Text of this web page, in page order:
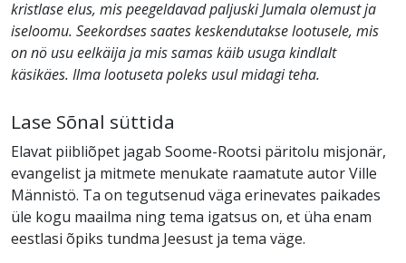
kristlase elus, mis peegeldavad paljuski Jumala olemust ja
iseloomu. Seekordses saates keskendutakse lootusele, mis
on nö usu eelkäija ja mis samas käib usuga kindlalt
käsikäes. Ilma lootuseta poleks usul midagi teha.
Lase Sõnal süttida
Elavat piibliõpet jagab Soome-Rootsi päritolu misjonär,
evangelist ja mitmete menukate raamatute autor Ville
Männistö. Ta on tegutsenud väga erinevates paikades
üle kogu maailma ning tema igatsus on, et üha enam
eestlasi õpiks tundma Jeesust ja tema väge.